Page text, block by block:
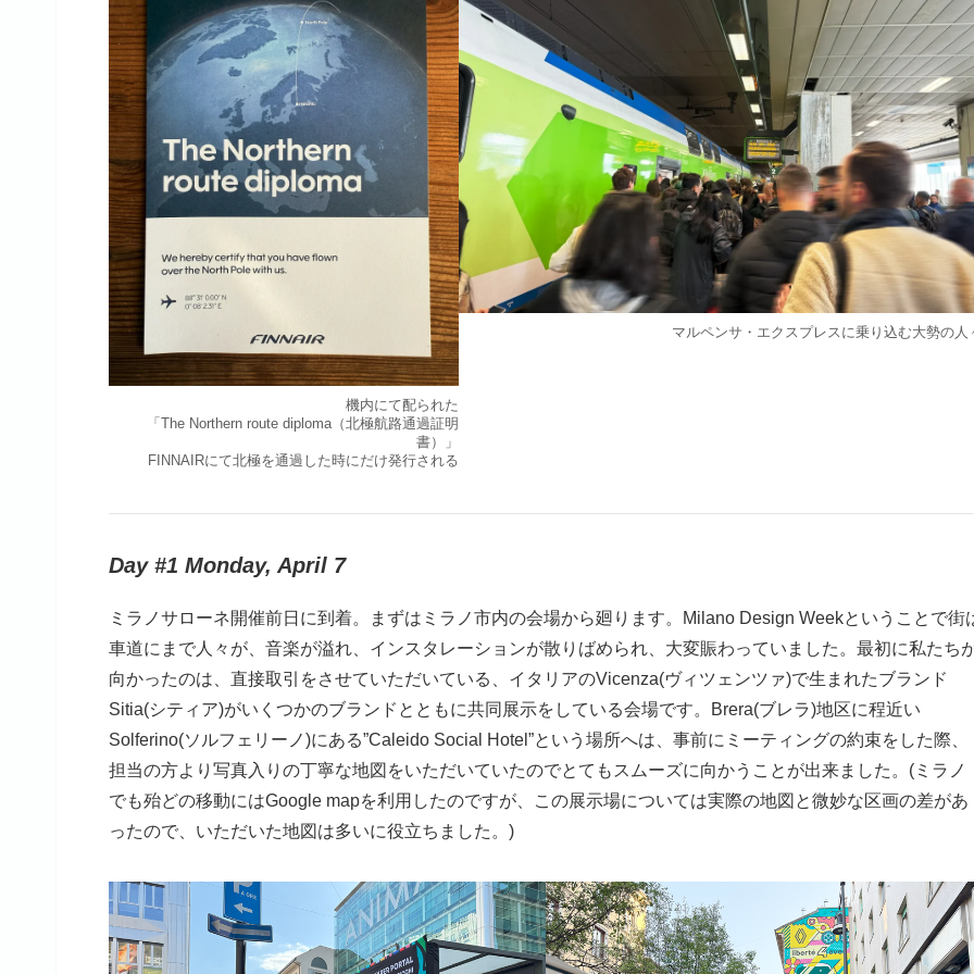
機内にて配られた
「The Northern route diploma（北極航路通過証明
書）」
FINNAIRにて北極を通過した時にだけ発行される
マルペンサ・エクスプレスに乗り込む大勢の人
Day #1 Monday, April 7
ミラノサローネ開催前日に到着。まずはミラノ市内の会場から廻ります。Milano Design Weekということで街
車道にまで人々が、音楽が溢れ、インスタレーションが散りばめられ、大変賑わっていました。最初に私たち
向かったのは、直接取引をさせていただいている、イタリアのVicenza(ヴィツェンツァ)で生まれたブランド
Sitia(シティア)がいくつかのブランドとともに共同展示をしている会場です。Brera(ブレラ)地区に程近い
Solferino(ソルフェリーノ)にある”Caleido Social Hotel”という場所へは、事前にミーティングの約束をした際、
担当の方より写真入りの丁寧な地図をいただいていたのでとてもスムーズに向かうことが出来ました。(ミラノ
でも殆どの移動にはGoogle mapを利用したのですが、この展示場については実際の地図と微妙な区画の差があ
ったので、いただいた地図は多いに役立ちました。)